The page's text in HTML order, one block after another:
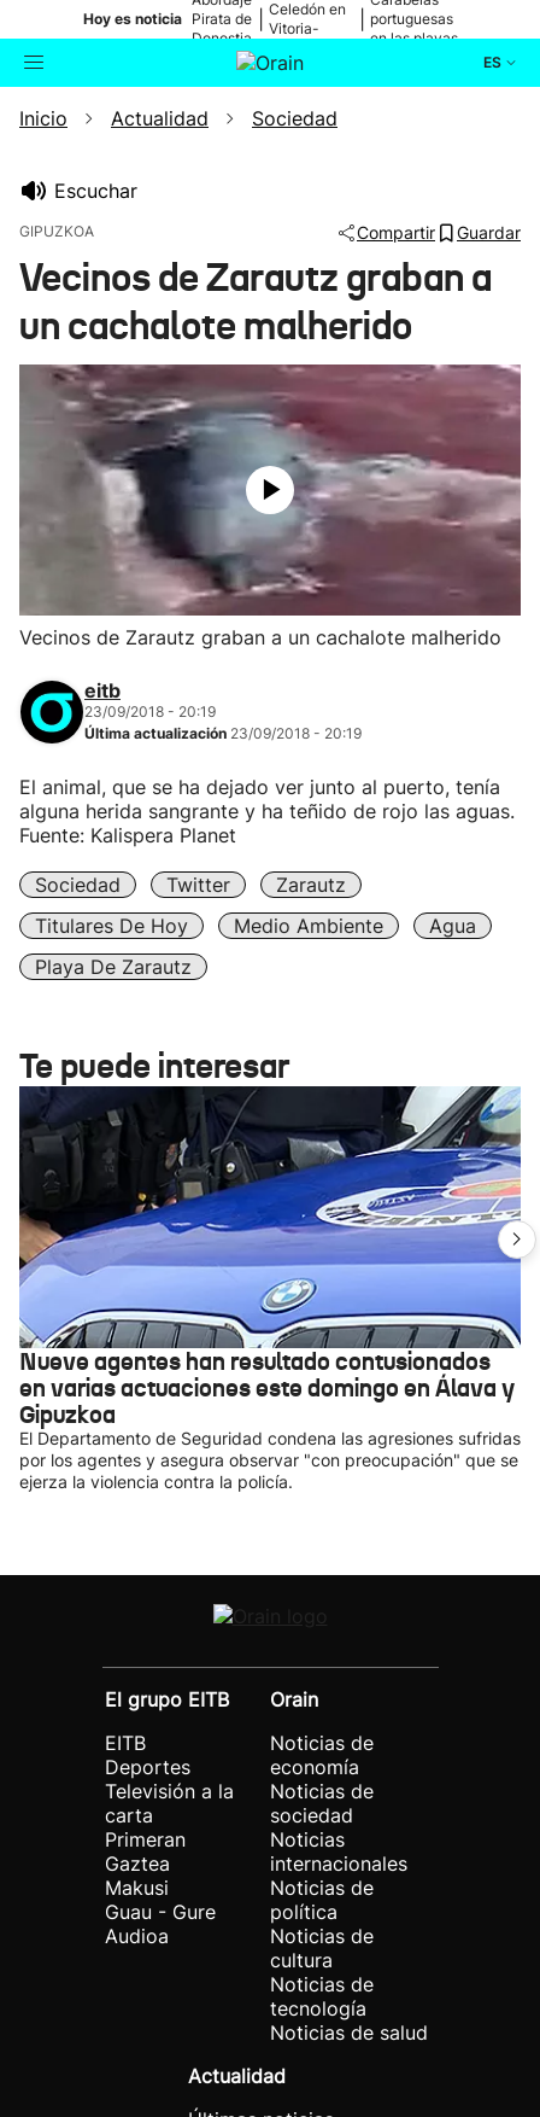
Hoy es noticia Pirata de
Donostia
Celedón en
Vitoria-
portuguesas
en las playas
ES
Buscador Actualidad
Ikusmiran
Inicio Actualidad Sociedad
Escuchar
GIPUZKOA Compartir Guardar
Vecinos de Zarautz graban a
un cachalote malherido
Vecinos de Zarautz graban a un cachalote malherido
eitb
23/09/2018 - 20:19
Última actualización 23/09/2018 - 20:19
El animal, que se ha dejado ver junto al puerto, tenía
alguna herida sangrante y ha teñido de rojo las aguas.
Fuente: Kalispera Planet
Sociedad Twitter
Zarautz
Titulares De Hoy
Medio Ambiente
Agua
Playa De Zarautz
Te puede interesar
Nueve agentes han resultado contusionados
en varias actuaciones este domingo en Álava y
Gipuzkoa
El Departamento de Seguridad condena las agresiones sufridas
por los agentes y asegura observar "con preocupación" que se
ejerza la violencia contra la policía.
El grupo EITB
EITB
Deportes
Televisión a la
carta
Primeran
Gaztea
Makusi
Guau - Gure
Audioa
Orain
Noticias de
economía
Noticias de
sociedad
Noticias
internacionales
Noticias de
política
Noticias de
cultura
Noticias de
tecnología
Noticias de salud
Actualidad